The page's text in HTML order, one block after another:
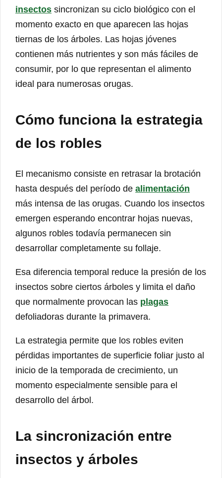
insectos sincronizan su ciclo biológico con el
momento exacto en que aparecen las hojas
tiernas de los árboles. Las hojas jóvenes
contienen más nutrientes y son más fáciles de
consumir, por lo que representan el alimento
ideal para numerosas orugas.
Cómo funciona la estrategia
de los robles
El mecanismo consiste en retrasar la brotación
hasta después del período de alimentación
más intensa de las orugas. Cuando los insectos
emergen esperando encontrar hojas nuevas,
algunos robles todavía permanecen sin
desarrollar completamente su follaje.
Esa diferencia temporal reduce la presión de los
insectos sobre ciertos árboles y limita el daño
que normalmente provocan las plagas
defoliadoras durante la primavera.
La estrategia permite que los robles eviten
pérdidas importantes de superficie foliar justo al
inicio de la temporada de crecimiento, un
momento especialmente sensible para el
desarrollo del árbol.
La sincronización entre
insectos y árboles